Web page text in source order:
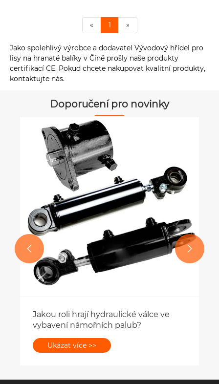
« 1 »
Jako spolehlivý výrobce a dodavatel Vývodový hřídel pro
lisy na hranaté balíky v Číně prošly naše produkty
certifikací CE. Pokud chcete nakupovat kvalitní produkty,
kontaktujte nás.
Doporučení pro novinky
Jakou roli hrají hydraulické válce ve
vybavení námořních palub?
Ukázat více >>
 